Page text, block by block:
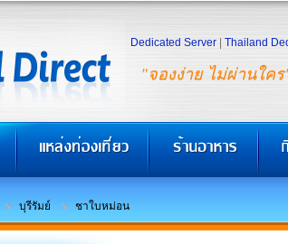
"จองง่าย ไม่ผ่านใค
Dedicated Server
Thailand
บุรีรัมย์ ชาใบหม่อน